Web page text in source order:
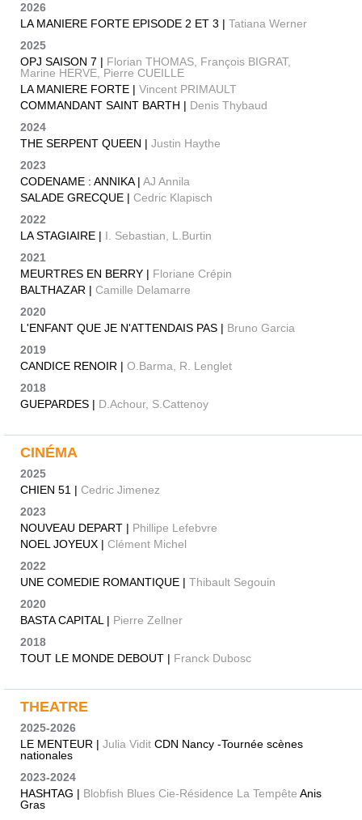
2026
LA MANIERE FORTE EPISODE 2 ET 3 | Tatiana Werner
2025
OPJ SAISON 7 | Florian THOMAS, François BIGRAT,
Marine HERVE, Pierre CUEILLE
LA MANIERE FORTE | Vincent PRIMAULT
COMMANDANT SAINT BARTH | Denis Thybaud
2024
THE SERPENT QUEEN | Justin Haythe
2023
CODENAME : ANNIKA | AJ Annila
SALADE GRECQUE | Cedric Klapisch
2022
LA STAGIAIRE | I. Sebastian, L.Burtin
2021
MEURTRES EN BERRY | Floriane Crépin
BALTHAZAR | Camille Delamarre
2020
L'ENFANT QUE JE N'ATTENDAIS PAS | Bruno Garcia
2019
CANDICE RENOIR | O.Barma, R. Lenglet
2018
GUEPARDES | D.Achour, S.Cattenoy
CINÉMA
2025
CHIEN 51 | Cedric Jimenez
2023
NOUVEAU DEPART | Phillipe Lefebvre
NOEL JOYEUX | Clément Michel
2022
UNE COMEDIE ROMANTIQUE | Thibault Segouin
2020
BASTA CAPITAL | Pierre Zellner
2018
TOUT LE MONDE DEBOUT | Franck Dubosc
THEATRE
2025-2026
LE MENTEUR | Julia Vidit CDN Nancy -Tournée scènes
nationales
2023-2024
HASHTAG | Blobfish Blues Cie-Résidence La Tempête Anis
Gras